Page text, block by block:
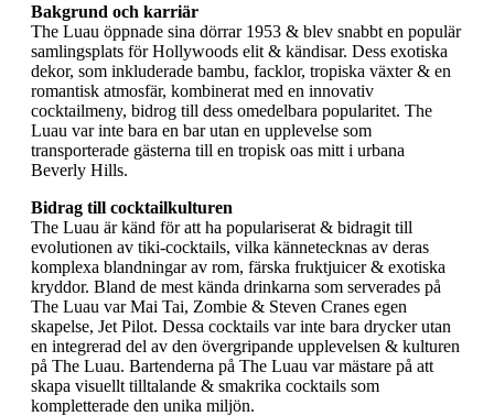
Bakgrund och karriär
The Luau öppnade sina dörrar 1953 & blev snabbt en populär
samlingsplats för Hollywoods elit & kändisar. Dess exotiska
dekor, som inkluderade bambu, facklor, tropiska växter & en
romantisk atmosfär, kombinerat med en innovativ
cocktailmeny, bidrog till dess omedelbara popularitet. The
Luau var inte bara en bar utan en upplevelse som
transporterade gästerna till en tropisk oas mitt i urbana
Beverly Hills.
Bidrag till cocktailkulturen
The Luau är känd för att ha populariserat & bidragit till
evolutionen av tiki-cocktails, vilka kännetecknas av deras
komplexa blandningar av rom, färska fruktjuicer & exotiska
kryddor. Bland de mest kända drinkarna som serverades på
The Luau var Mai Tai, Zombie & Steven Cranes egen
skapelse, Jet Pilot. Dessa cocktails var inte bara drycker utan
en integrerad del av den övergripande upplevelsen & kulturen
på The Luau. Bartenderna på The Luau var mästare på att
skapa visuellt tilltalande & smakrika cocktails som
kompletterade den unika miljön.